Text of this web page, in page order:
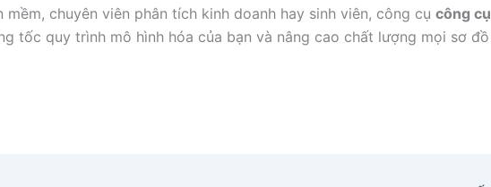
mềm, chuyên viên phân tích kinh doanh hay sinh viên, công cụ công cụ
tốc quy trình mô hình hóa của bạn và nâng cao chất lượng mọi sơ đồ